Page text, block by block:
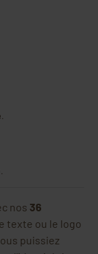
nos 36
texte ou le logo
puissiez